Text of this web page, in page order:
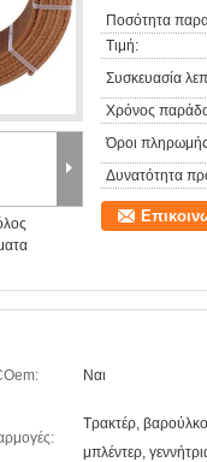
Ποσότητα
Τιμή:
Συσκευασία
Χρόνος
Όροι
Δυνατότητα
Ναι
Τρακτέρ,
μπλέντερ,